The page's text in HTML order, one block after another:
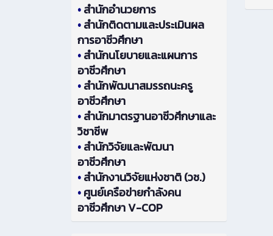
•สำนักอำนวยการ
•สำนักติดตามและประเมินผล
การอาชีวศึกษา
•สำนักนโยบายและแผนการ
อาชีวศึกษา
•สำนักพัฒนาสมรรถนะครู
อาชีวศึกษา
•สำนักมาตรฐานอาชีวศึกษาและ
วิชาชีพ
•สำนักวิจัยและพัฒนา
อาชีวศึกษา
•สำนักงานวิจัยแห่งชาติ (วช.)
•ศูนย์เครือข่ายกำลังคน
อาชีวศึกษา V-COP